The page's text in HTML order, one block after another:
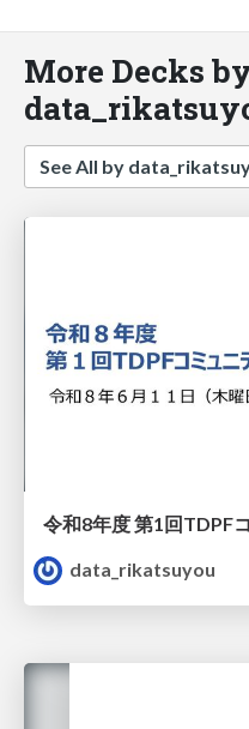
More Decks
See All by
令和8年度 第1回TDPF
data_rikatsuyou